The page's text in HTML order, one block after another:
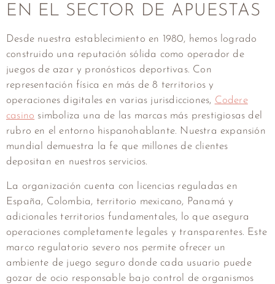
EN EL SECTOR DE APUESTAS
Desde nuestra establecimiento en 1980, hemos logrado
construido una reputación sólida como operador de
juegos de azar y pronósticos deportivas. Con
representación física en más de 8 territorios y
operaciones digitales en varias jurisdicciones, Codere
casino simboliza una de las marcas más prestigiosas del
rubro en el entorno hispanohablante. Nuestra expansión
mundial demuestra la fe que millones de clientes
depositan en nuestros servicios.
La organización cuenta con licencias reguladas en
España, Colombia, territorio mexicano, Panamá y
adicionales territorios fundamentales, lo que asegura
operaciones completamente legales y transparentes. Este
marco regulatorio severo nos permite ofrecer un
ambiente de juego seguro donde cada usuario puede
gozar de ocio responsable bajo control de organismos